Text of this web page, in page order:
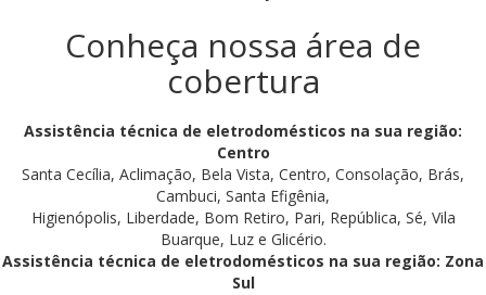
Conheça nossa área de
cobertura
Assistência técnica de eletrodomésticos na sua região:
Centro
Santa Cecília, Aclimação, Bela Vista, Centro, Consolação, Brás,
Cambuci, Santa Efigênia,
Higienópolis, Liberdade, Bom Retiro, Pari, República, Sé, Vila
Buarque, Luz e Glicério.
Assistência técnica de eletrodomésticos na sua região: Zona
Sul